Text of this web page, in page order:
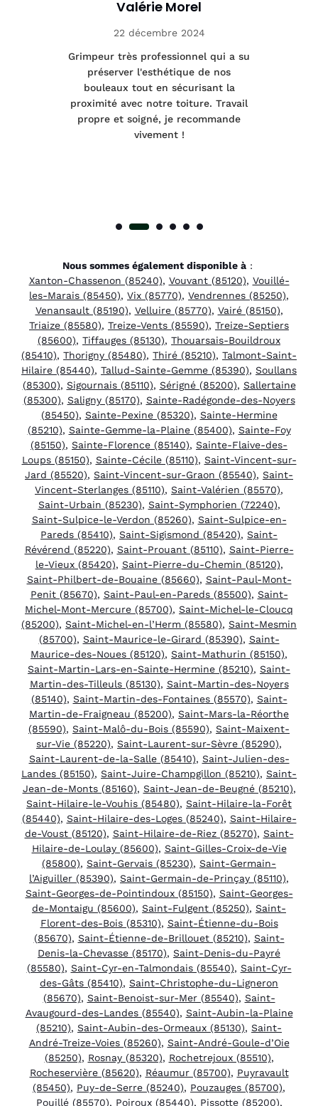
Valérie Morel
22 décembre 2024
Grimpeur très professionnel qui a su
préserver l'esthétique de nos
bouleaux tout en sécurisant la
proximité avec notre toiture. Travail
propre et soigné, je recommande
vivement !
Nous sommes également disponible à:
Xanton-Chassenon (85240), Vouvant (85120), Vouillé-
les-Marais (85450), Vix (85770), Vendrennes (85250),
Venansault (85190), Velluire (85770), Vairé (85150),
Triaize (85580), Treize-Vents (85590), Treize-Septiers
(85600), Tiffauges (85130), Thouarsais-Bouildroux
(85410), Thorigny (85480), Thiré (85210), Talmont-Saint-
Hilaire (85440), Tallud-Sainte-Gemme (85390), Soullans
(85300), Sigournais (85110), Sérigné (85200), Sallertaine
(85300), Saligny (85170), Sainte-Radégonde-des-Noyers
(85450), Sainte-Pexine (85320), Sainte-Hermine
(85210), Sainte-Gemme-la-Plaine (85400), Sainte-Foy
(85150), Sainte-Florence (85140), Sainte-Flaive-des-
Loups (85150), Sainte-Cécile (85110), Saint-Vincent-sur-
Jard (85520), Saint-Vincent-sur-Graon (85540), Saint-
Vincent-Sterlanges (85110), Saint-Valérien (85570),
Saint-Urbain (85230), Saint-Symphorien (72240),
Saint-Sulpice-le-Verdon (85260), Saint-Sulpice-en-
Pareds (85410), Saint-Sigismond (85420), Saint-
Révérend (85220), Saint-Prouant (85110), Saint-Pierre-
le-Vieux (85420), Saint-Pierre-du-Chemin (85120),
Saint-Philbert-de-Bouaine (85660), Saint-Paul-Mont-
Penit (85670), Saint-Paul-en-Pareds (85500), Saint-
Michel-Mont-Mercure (85700), Saint-Michel-le-Cloucq
(85200), Saint-Michel-en-l’Herm (85580), Saint-Mesmin
(85700), Saint-Maurice-le-Girard (85390), Saint-
Maurice-des-Noues (85120), Saint-Mathurin (85150),
Saint-Martin-Lars-en-Sainte-Hermine (85210), Saint-
Martin-des-Tilleuls (85130), Saint-Martin-des-Noyers
(85140), Saint-Martin-des-Fontaines (85570), Saint-
Martin-de-Fraigneau (85200), Saint-Mars-la-Réorthe
(85590), Saint-Malô-du-Bois (85590), Saint-Maixent-
sur-Vie (85220), Saint-Laurent-sur-Sèvre (85290),
Saint-Laurent-de-la-Salle (85410), Saint-Julien-des-
Landes (85150), Saint-Juire-Champgillon (85210), Saint-
Jean-de-Monts (85160), Saint-Jean-de-Beugné (85210),
Saint-Hilaire-le-Vouhis (85480), Saint-Hilaire-la-Forêt
(85440), Saint-Hilaire-des-Loges (85240), Saint-Hilaire-
de-Voust (85120), Saint-Hilaire-de-Riez (85270), Saint-
Hilaire-de-Loulay (85600), Saint-Gilles-Croix-de-Vie
(85800), Saint-Gervais (85230), Saint-Germain-
l’Aiguiller (85390), Saint-Germain-de-Prinçay (85110),
Saint-Georges-de-Pointindoux (85150), Saint-Georges-
de-Montaigu (85600), Saint-Fulgent (85250), Saint-
Florent-des-Bois (85310), Saint-Étienne-du-Bois
(85670), Saint-Étienne-de-Brillouet (85210), Saint-
Denis-la-Chevasse (85170), Saint-Denis-du-Payré
(85580), Saint-Cyr-en-Talmondais (85540), Saint-Cyr-
des-Gâts (85410), Saint-Christophe-du-Ligneron
(85670), Saint-Benoist-sur-Mer (85540), Saint-
Avaugourd-des-Landes (85540), Saint-Aubin-la-Plaine
(85210), Saint-Aubin-des-Ormeaux (85130), Saint-
André-Treize-Voies (85260), Saint-André-Goule-d’Oie
(85250), Rosnay (85320), Rochetrejoux (85510),
Rocheservière (85620), Réaumur (85700), Puyravault
(85450), Puy-de-Serre (85240), Pouzauges (85700),
Pouillé (85570), Poiroux (85440), Pissotte (85200),